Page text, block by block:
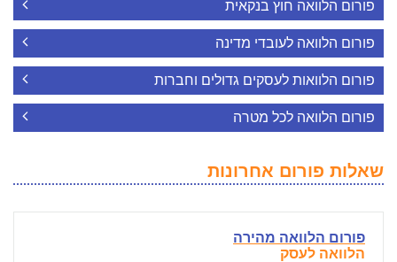
פורום הלוואה חוץ בנקאית
פורום הלוואה לעובדי מדינה
פורום הלוואות לעסקים גדולים וחברות
פורום הלוואה לכל מטרה
שאלות פורום אחרונות
פורום הלוואה מהירה
הלוואה לעסק